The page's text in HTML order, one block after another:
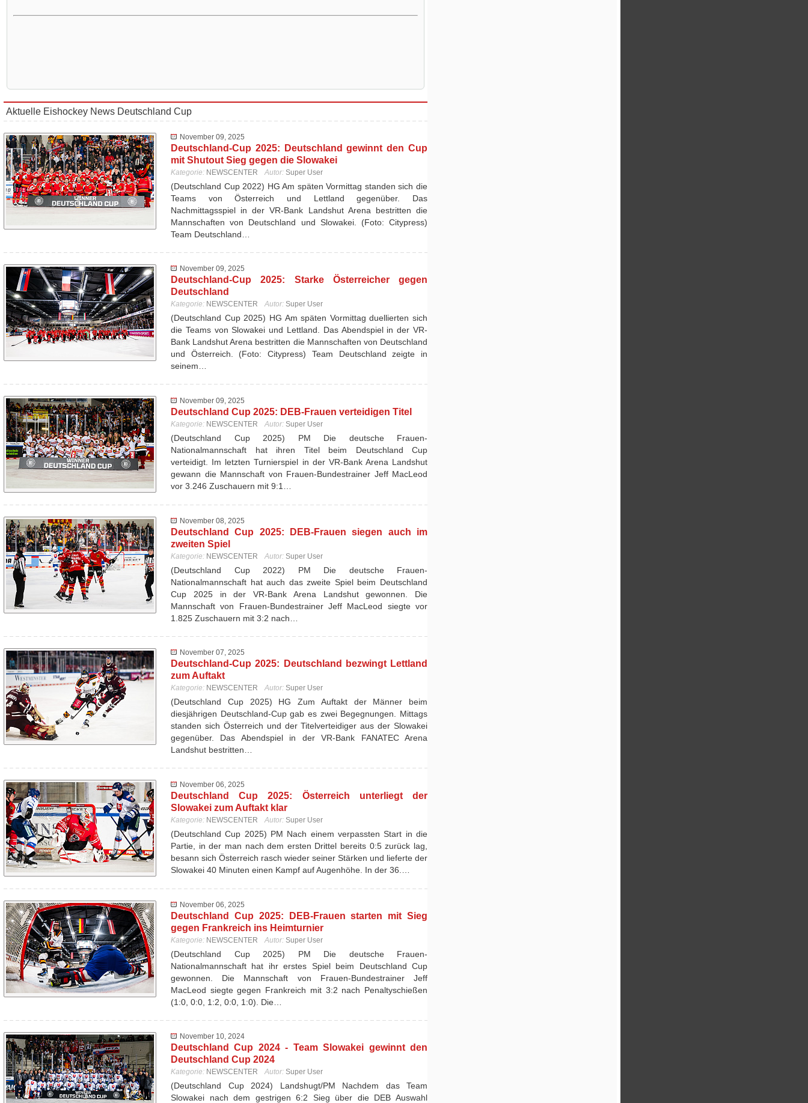
Aktuelle Eishockey News Deutschland Cup
November 09, 2025
Deutschland-Cup 2025: Deutschland gewinnt den Cup
mit Shutout Sieg gegen die Slowakei
Kategorie: NEWSCENTER Autor: Super User
(Deutschland Cup 2022) HG Am späten Vormittag standen sich die
Teams von Österreich und Lettland gegenüber. Das
Nachmittagsspiel in der VR-Bank Landshut Arena bestritten die
Mannschaften von Deutschland und Slowakei. (Foto: Citypress)
Team Deutschland…
November 09, 2025
Deutschland-Cup 2025: Starke Österreicher gegen
Deutschland
Kategorie: NEWSCENTER Autor: Super User
(Deutschland Cup 2025) HG Am späten Vormittag duellierten sich
die Teams von Slowakei und Lettland. Das Abendspiel in der VR-
Bank Landshut Arena bestritten die Mannschaften von Deutschland
und Österreich. (Foto: Citypress) Team Deutschland zeigte in
seinem…
November 09, 2025
Deutschland Cup 2025: DEB-Frauen verteidigen Titel
Kategorie: NEWSCENTER Autor: Super User
(Deutschland Cup 2025) PM Die deutsche Frauen-
Nationalmannschaft hat ihren Titel beim Deutschland Cup
verteidigt. Im letzten Turnierspiel in der VR-Bank Arena Landshut
gewann die Mannschaft von Frauen-Bundestrainer Jeff MacLeod
vor 3.246 Zuschauern mit 9:1…
November 08, 2025
Deutschland Cup 2025: DEB-Frauen siegen auch im
zweiten Spiel
Kategorie: NEWSCENTER Autor: Super User
(Deutschland Cup 2022) PM Die deutsche Frauen-
Nationalmannschaft hat auch das zweite Spiel beim Deutschland
Cup 2025 in der VR-Bank Arena Landshut gewonnen. Die
Mannschaft von Frauen-Bundestrainer Jeff MacLeod siegte vor
1.825 Zuschauern mit 3:2 nach…
November 07, 2025
Deutschland-Cup 2025: Deutschland bezwingt Lettland
zum Auftakt
Kategorie: NEWSCENTER Autor: Super User
(Deutschland Cup 2025) HG Zum Auftakt der Männer beim
diesjährigen Deutschland-Cup gab es zwei Begegnungen. Mittags
standen sich Österreich und der Titelverteidiger aus der Slowakei
gegenüber. Das Abendspiel in der VR-Bank FANATEC Arena
Landshut bestritten…
November 06, 2025
Deutschland Cup 2025: Österreich unterliegt der
Slowakei zum Auftakt klar
Kategorie: NEWSCENTER Autor: Super User
(Deutschland Cup 2025) PM Nach einem verpassten Start in die
Partie, in der man nach dem ersten Drittel bereits 0:5 zurück lag,
besann sich Österreich rasch wieder seiner Stärken und lieferte der
Slowakei 40 Minuten einen Kampf auf Augenhöhe. In der 36.…
November 06, 2025
Deutschland Cup 2025: DEB-Frauen starten mit Sieg
gegen Frankreich ins Heimturnier
Kategorie: NEWSCENTER Autor: Super User
(Deutschland Cup 2025) PM Die deutsche Frauen-
Nationalmannschaft hat ihr erstes Spiel beim Deutschland Cup
gewonnen. Die Mannschaft von Frauen-Bundestrainer Jeff
MacLeod siegte gegen Frankreich mit 3:2 nach Penaltyschießen
(1:0, 0:0, 1:2, 0:0, 1:0). Die…
November 10, 2024
Deutschland Cup 2024 - Team Slowakei gewinnt den
Deutschland Cup 2024
Kategorie: NEWSCENTER Autor: Super User
(Deutschland Cup 2024) Landshugt/PM Nachdem das Team
Slowakei nach dem gestrigen 6:2 Sieg über die DEB Auswahl